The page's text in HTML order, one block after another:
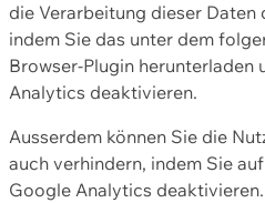
die Verarbeitung dieser
indem Sie das unter dem
Browser-Plugin herunterladen
Analytics deaktivieren.
Ausserdem können Sie die
auch verhindern, indem Sie
Google Analytics